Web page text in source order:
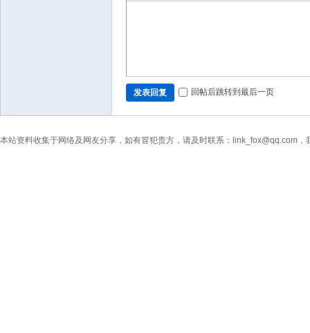
发表回复 回帖后跳转到最后一页
本站资料收集于网络及网友分享，如有冒犯贵方，请及时联系：link_fox@qq.com，